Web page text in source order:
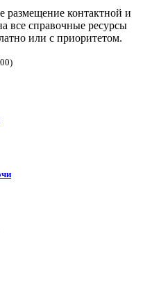
размещение контактной и
все справочные ресурсы
или с приоритетом.